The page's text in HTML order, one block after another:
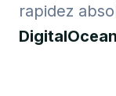
rapidez
DigitalOcean